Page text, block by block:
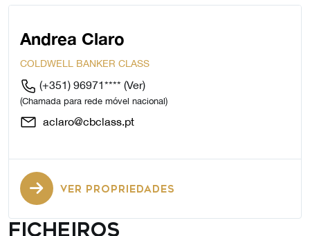
Andrea Claro
COLDWELL BANKER CLASS
(+351) 96971**** (Ver)
(Chamada para rede móvel nacional)
aclaro@cbclass.pt
VER PROPRIEDADES
Ficheiros